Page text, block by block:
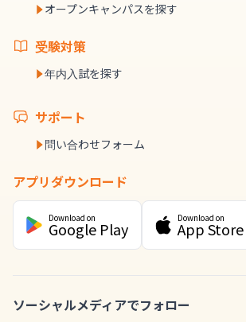
オープンキャンパスを探す
受験対策
年内入試を探す
サポート
問い合わせフォーム
アプリダウンロード
Download on
Google Play
Download on
App Store
ソーシャルメディアでフォロー